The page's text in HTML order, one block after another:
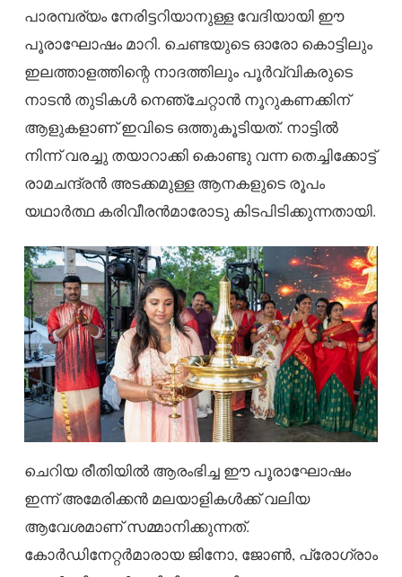
പാരമ്പര്യം നേരിട്ടറിയാനുള്ള വേദിയായി ഈ
പൂരാഘോഷം മാറി. ചെണ്ടയുടെ ഓരോ കൊട്ടിലും
ഇലത്താളത്തിന്റെ നാദത്തിലും പൂർവ്വികരുടെ
നാടൻ തുടികൾ നെഞ്ചേറ്റാൻ നൂറുകണക്കിന്
ആളുകളാണ് ഇവിടെ ഒത്തുകൂടിയത്. നാട്ടിൽ
നിന്ന് വരച്ചു തയാറാക്കി കൊണ്ടു വന്ന തെച്ചിക്കോട്ട്
രാമചന്ദ്രൻ അടക്കമുള്ള ആനകളുടെ രൂപം
യഥാർത്ഥ കരിവീരൻമാരോടു കിടപിടിക്കുന്നതായി.
ചെറിയ രീതിയിൽ ആരംഭിച്ച ഈ പൂരാഘോഷം
ഇന്ന് അമേരിക്കൻ മലയാളികൾക്ക് വലിയ
ആവേശമാണ് സമ്മാനിക്കുന്നത്.
കോർഡിനേറ്റർമാരായ ജിനോ, ജോൺ, പ്രോഗ്രാം